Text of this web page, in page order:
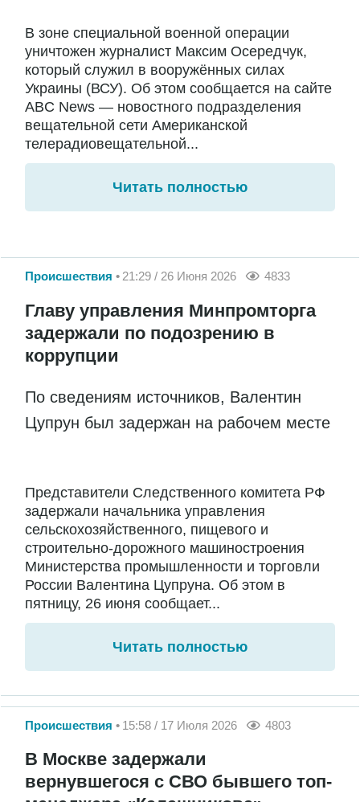
В зоне специальной военной операции
уничтожен журналист Максим Осередчук,
который служил в вооружённых силах
Украины (ВСУ). Об этом сообщается на сайте
ABC News — новостного подразделения
вещательной сети Американской
телерадиовещательной...
Читать полностью
Происшествия 21:29 / 26 Июня 2026 4833
Главу управления Минпромторга
задержали по подозрению в
коррупции
По сведениям источников, Валентин
Цупрун был задержан на рабочем месте
Представители Следственного комитета РФ
задержали начальника управления
сельскохозяйственного, пищевого и
строительно-дорожного машиностроения
Министерства промышленности и торговли
России Валентина Цупруна. Об этом в
пятницу, 26 июня сообщает...
Читать полностью
Происшествия 15:58 / 17 Июля 2026 4803
В Москве задержали
вернувшегося с СВО бывшего топ-